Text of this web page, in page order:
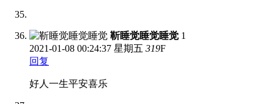
靳睡觉睡觉睡觉 1
2021-01-08 00:24:37 星期五 319F
回复
好人一生平安喜乐